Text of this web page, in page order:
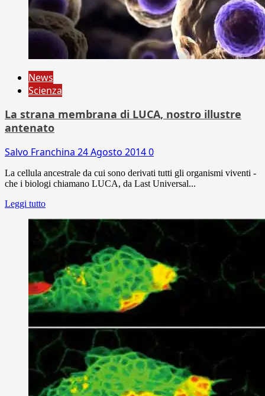
News
Scienza
La strana membrana di LUCA, nostro illustre
antenato
Salvo Franchina 24 Agosto 20140
La cellula ancestrale da cui sono derivati tutti gli organismi viventi -
che i biologi chiamano LUCA, da Last Universal...
Leggi tutto